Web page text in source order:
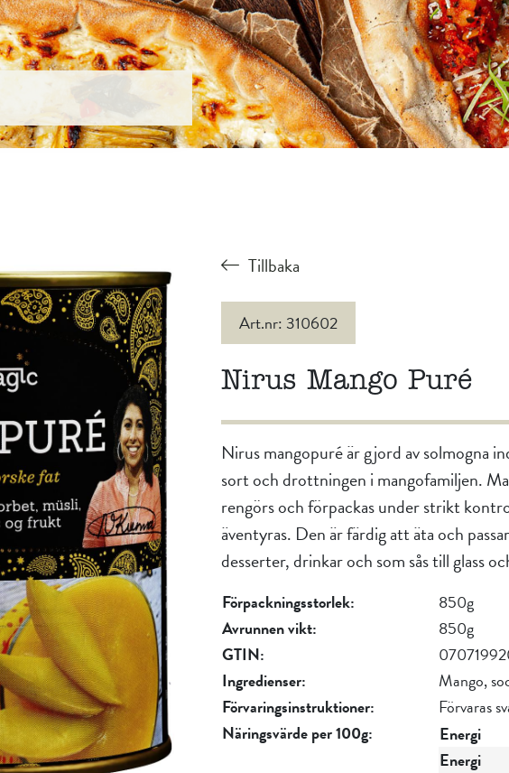
Tillbaka
Art.nr: 310602
Nirus Mango Puré
Nirus mangopuré är gjord av solmogna
sort och drottningen i mangofamiljen.
rengörs och förpackas under strikt
äventyras. Den är färdig att äta och
desserter, drinkar och som sås till glass
Förpackningsstorlek:
850g
Avrunnen vikt:
850g
GTIN:
Ingredienser:
Mango,
Förvaringsinstruktioner:
Förvaras
Näringsvärde per 100g:
Energi
Energi